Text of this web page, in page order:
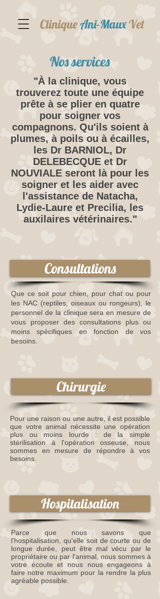
CliniqueAni-MauxVet
Que ce soit pour chien, pour chat ou pour
les NAC (reptiles, oiseaux ou rongeurs), le
personnel de la clinique sera en mesure de
vous proposer des consultations plus ou
moins spécifiques en fonction de vos
besoins.
Chirurgie
Pour une raison ou une autre, il est possible
que votre animal nécessite une opération
plus ou moins lourde : de la simple
stérilisation à l'opération osseuse, nous
sommes en mesure de répondre à vos
besoins.
Hospitalisation
Parce que nous savons que
l'hospitalisation, qu'elle soit de courte ou de
longue durée, peut être mal vécu par le
propriétaire ou par l'animal, nous sommes à
votre écoute et nous nous engageons à
faire notre maximum pour la rendre la plus
agréable possible.
Consultations
Nos services
"À la clinique, vous
trouverez toute une équipe
prête à se plier en quatre
pour soigner vos
compagnons. Qu'ils soient à
plumes, à poils ou à écailles,
les Dr BARNIOL, Dr
DELEBECQUE et Dr
NOUVIALE seront là pour les
soigner et les aider avec
l'assistance de Natacha,
Lydie-Laure et Precilia, les
auxilaires vétérinaires."